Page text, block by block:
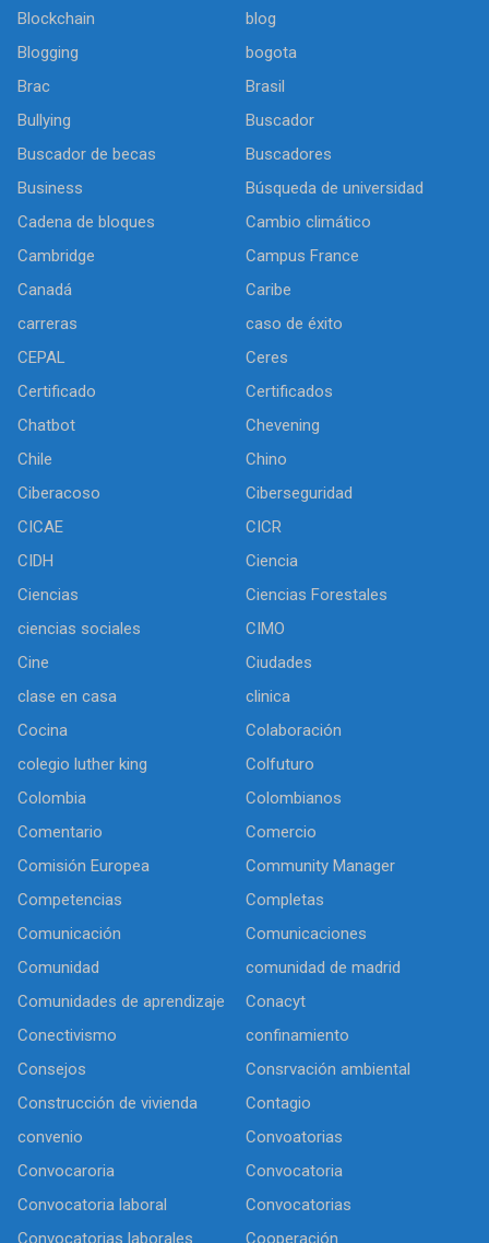
Blockchain
blog
Blogging
bogota
Brac
Brasil
Bullying
Buscador
Buscador de becas
Buscadores
Business
Búsqueda de universidad
Cadena de bloques
Cambio climático
Cambridge
Campus France
Canadá
Caribe
carreras
caso de éxito
CEPAL
Ceres
Certificado
Certificados
Chatbot
Chevening
Chile
Chino
Ciberacoso
Ciberseguridad
CICAE
CICR
CIDH
Ciencia
Ciencias
Ciencias Forestales
ciencias sociales
CIMO
Cine
Ciudades
clase en casa
clinica
Cocina
Colaboración
colegio luther king
Colfuturo
Colombia
Colombianos
Comentario
Comercio
Comisión Europea
Community Manager
Competencias
Completas
Comunicación
Comunicaciones
Comunidad
comunidad de madrid
Comunidades de aprendizaje
Conacyt
Conectivismo
confinamiento
Consejos
Consrvación ambiental
Construcción de vivienda
Contagio
convenio
Convoatorias
Convocaroria
Convocatoria
Convocatoria laboral
Convocatorias
Convocatorias laborales
Cooperación